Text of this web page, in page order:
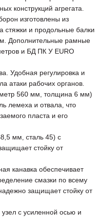
конструкций агрегата.
изготовлены из
и продольные балки
Дополнительные рамные
и БД ПК У EURO
Удобная регулировка и
атаки рабочих органов.
560 мм, толщина 6 мм)
лемеха и отвала, что
пласта и его
мм, сталь 45) с
стойку от
канавка обеспечивает
смазки по всему
защищает стойку от
с усиленной осью и